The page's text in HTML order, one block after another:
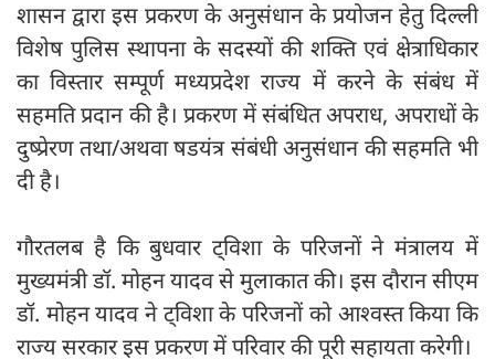
शासन द्वारा इस प्रकरण के अनुसंधान के प्रयोजन हेतु दिल्ली
विशेष पुलिस स्थापना के सदस्यों की शक्ति एवं क्षेत्राधिकार
का विस्तार सम्पूर्ण मध्यप्रदेश राज्य में करने के संबंध में
सहमति प्रदान की है। प्रकरण में संबंधित अपराध, अपराधों के
दुष्प्रेरण तथा/अथवा षडयंत्र संबंधी अनुसंधान की सहमति भी
दी है।
गौरतलब है कि बुधवार ट्विशा के परिजनों ने मंत्रालय में
मुख्यमंत्री डॉ. मोहन यादव से मुलाकात की। इस दौरान सीएम
डॉ. मोहन यादव ने ट्विशा के परिजनों को आश्वस्त किया कि
राज्य सरकार इस प्रकरण में परिवार की पूरी सहायता करेगी।